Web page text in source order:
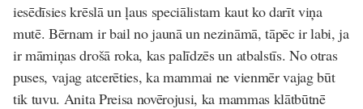
iesēdīsies krēslā un ļaus speciālistam kaut ko darīt viņa
mutē. Bērnam ir bail no jaunā un nezināmā, tāpēc ir labi, ja
ir māmiņas drošā roka, kas palīdzēs un atbalstīs. No otras
puses, vajag atcerēties, ka mammai ne vienmēr vajag būt
tik tuvu. Anita Preisa novērojusi, ka mammas klātbūtnē